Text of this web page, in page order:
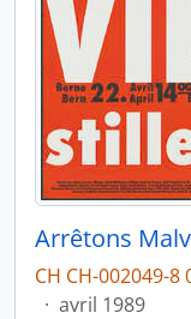
Arrêtons
CH CH-002049-8
· avril 1989